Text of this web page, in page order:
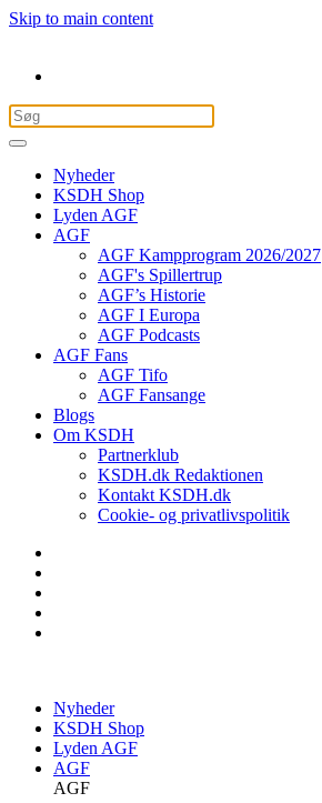
Skip to main content
Nyheder
KSDH Shop
Lyden AGF
AGF
AGF Kampprogram 2026/2027
AGF's Spillertrup
AGF’s Historie
AGF I Europa
AGF Podcasts
AGF Fans
AGF Tifo
AGF Fansange
Blogs
Om KSDH
Partnerklub
KSDH.dk Redaktionen
Kontakt KSDH.dk
Cookie- og privatlivspolitik
Nyheder
KSDH Shop
Lyden AGF
AGF
AGF